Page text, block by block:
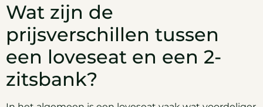
Wat zijn de
prijsverschillen tussen
een loveseat en een 2-
zitsbank?